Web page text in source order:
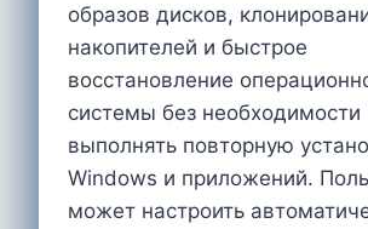
образов дисков,
накопителей и быстрое
восстановление
системы без необходимости
выполнять повторную
Windows и приложений.
может настроить